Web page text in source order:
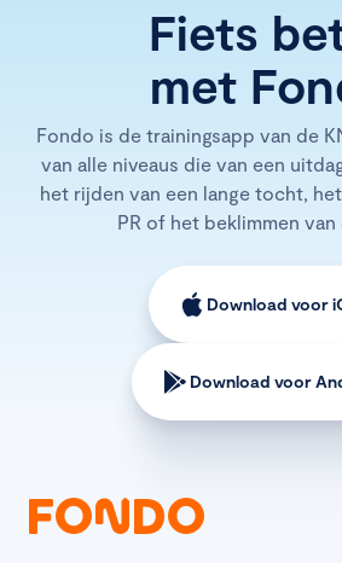
Fiets
met
Fondo is de trainingsapp van de
van alle niveaus die van een
het rijden van een lange tocht,
PR of het beklimmen van
Download voor
Download voor